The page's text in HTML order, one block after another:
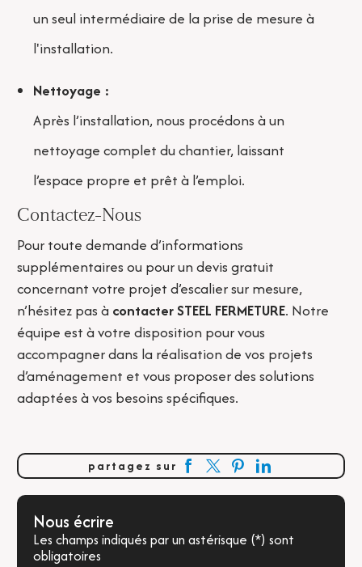
un seul intermédiaire de la prise de mesure à
l'installation.
Nettoyage :
Après l’installation, nous procédons à un
nettoyage complet du chantier, laissant
l’espace propre et prêt à l’emploi.
Contactez-Nous
Pour toute demande d’informations
supplémentaires ou pour un devis gratuit
concernant votre projet d’escalier sur mesure,
n’hésitez pas à contacter STEEL FERMETURE. Notre
équipe est à votre disposition pour vous
accompagner dans la réalisation de vos projets
d’aménagement et vous proposer des solutions
adaptées à vos besoins spécifiques.
partagez sur
Nous écrire
Les champs indiqués par un astérisque (*) sont
obligatoires